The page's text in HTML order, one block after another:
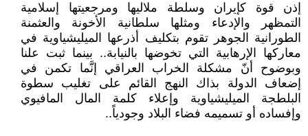
إذن قوة كإيران وسلطة ملاليها ومرجعيتها إسلامية
التمظهر والإدعاء ومثلها سلطانية الأخونة والعثمنة
الطورانية الجوهر تقوم بتكليف أذرعها الميليشياوية في
معاركها الإرهابية التي تخوضها بالنيابة.. بينما ثبت علنا
وبوضوح أنّ مشكلة الخراب العراقي إنَّما تكمن في
إضعاف الدولة بذاك النهج القائم على تغليب سطوة
البلطجة الميليشياوية وإعلاء كلمة المال المافيوي
وإفساده أو تسميمه فضاء البلاد وجودياً..